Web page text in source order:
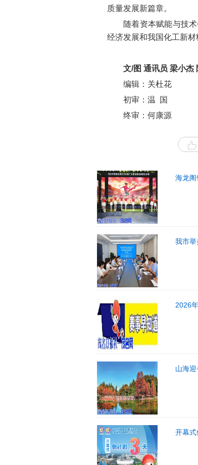
质量发展新篇章。
随着资本赋能与技
经济发展和我国化工新材
文/图 通讯员 梁小杰
编辑：关杜花
初审：温 国
终审：何康源
海龙阁
我市
2026
山海
开幕